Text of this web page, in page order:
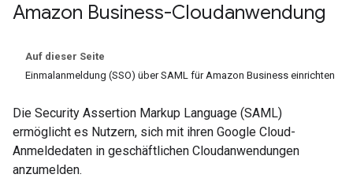
Amazon Business-Cloudanwendung
Auf dieser Seite
Einmalanmeldung (SSO) über SAML für Amazon Business einrichten
Die Security Assertion Markup Language (SAML)
ermöglicht es Nutzern, sich mit ihren Google Cloud-
Anmeldedaten in geschäftlichen Cloudanwendungen
anzumelden.